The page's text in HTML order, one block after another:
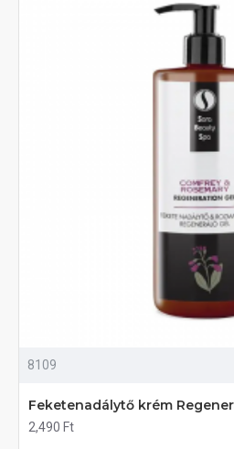
8109
Feketenadálytő krém
2,490 Ft